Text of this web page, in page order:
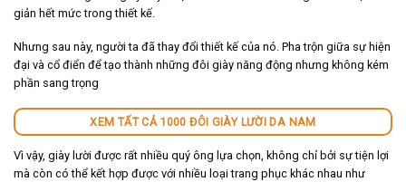
giản hết mức trong thiết kế.
Nhưng sau này, người ta đã thay đổi thiết kế của nó. Pha trộn giữa sự hiện
đại và cổ điển để tạo thành những đôi giày năng động nhưng không kém
phần sang trọng
XEM TẤT CẢ 1000 ĐÔI GIÀY LƯỜI DA NAM
Vì vậy, giày lười được rất nhiều quý ông lựa chọn, không chỉ bởi sự tiện lợi
mà còn có thể kết hợp được với nhiều loại trang phục khác nhau như